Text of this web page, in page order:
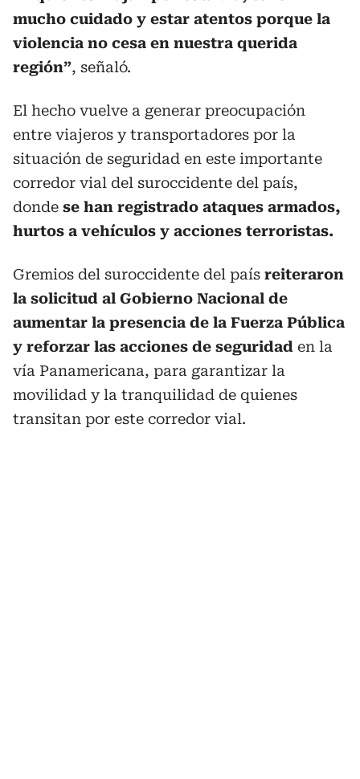
mucho cuidado y estar atentos porque la
violencia no cesa en nuestra querida
región”, señaló.
El hecho vuelve a generar preocupación
entre viajeros y transportadores por la
situación de seguridad en este importante
corredor vial del suroccidente del país,
donde se han registrado ataques armados,
hurtos a vehículos y acciones terroristas.
Gremios del suroccidente del país reiteraron
la solicitud al Gobierno Nacional de
aumentar la presencia de la Fuerza Pública
y reforzar las acciones de seguridad en la
vía Panamericana, para garantizar la
movilidad y la tranquilidad de quienes
transitan por este corredor vial.